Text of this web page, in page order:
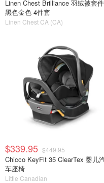
Linen Chest Brilliance 羽绒被套件
黑色金色 4件套
Linen Chest CA (CA)
$339.95 $449.95
Chicco KeyFit 35 ClearTex 婴儿
车座椅
Little Canadian